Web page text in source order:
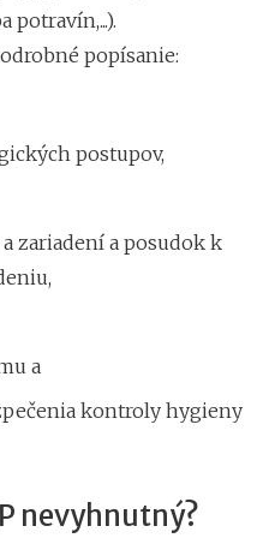
potravín,...).
popísanie:
postupov,
zariadení a posudok k
a
kontroly hygieny
nevyhnutný?